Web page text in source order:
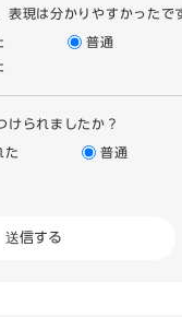
表現は分かりやすかったで
普通
けられましたか？
た
普通